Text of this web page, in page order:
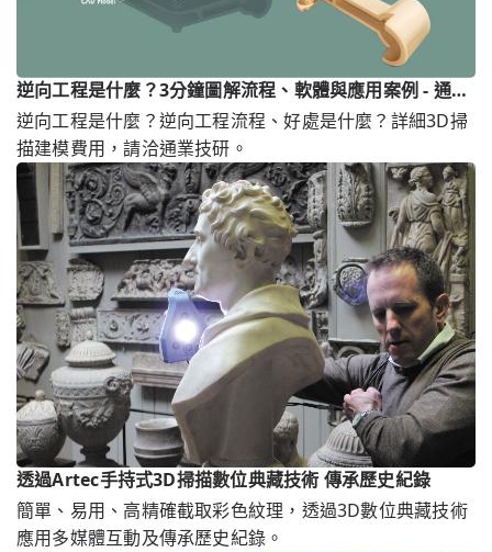
逆向工程是什麼？3分鐘圖解流程、軟體與應用案例 - 通業
技研
逆向工程是什麼？逆向工程流程、好處是什麼？詳細3D掃
描建模費用，請洽通業技研。
透過Artec手持式3D掃描數位典藏技術 傳承歷史紀錄
簡單、易用、高精確截取彩色紋理，透過3D數位典藏技術
應用多媒體互動及傳承歷史紀錄。